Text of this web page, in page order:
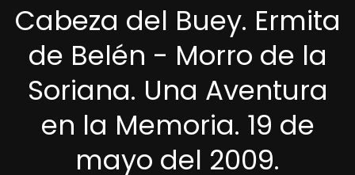
Cabeza del Buey. Ermita
de Belén - Morro de la
Soriana. Una Aventura
en la Memoria. 19 de
mayo del 2009.